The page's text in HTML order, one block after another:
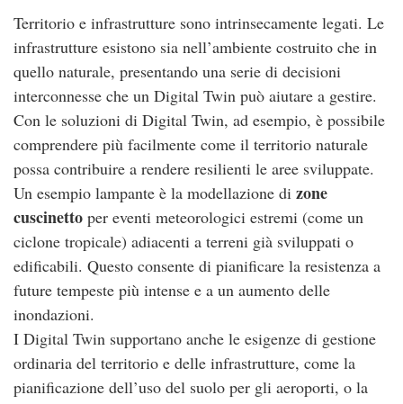
Territorio e infrastrutture sono intrinsecamente legati. Le
infrastrutture esistono sia nell’ambiente costruito che in
quello naturale, presentando una serie di decisioni
interconnesse che un Digital Twin può aiutare a gestire.
Con le soluzioni di Digital Twin, ad esempio, è possibile
comprendere più facilmente come il territorio naturale
possa contribuire a rendere resilienti le aree sviluppate.
Un esempio lampante è la modellazione di zone
cuscinetto per eventi meteorologici estremi (come un
ciclone tropicale) adiacenti a terreni già sviluppati o
edificabili. Questo consente di pianificare la resistenza a
future tempeste più intense e a un aumento delle
inondazioni.
I Digital Twin supportano anche le esigenze di gestione
ordinaria del territorio e delle infrastrutture, come la
pianificazione dell’uso del suolo per gli aeroporti, o la